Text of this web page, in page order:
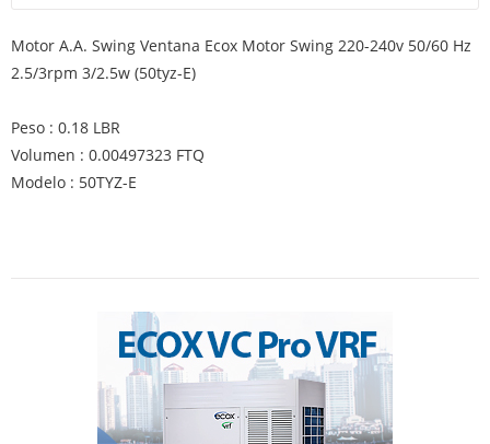
Motor A.A. Swing Ventana Ecox Motor Swing 220-240v 50/60 Hz
2.5/3rpm 3/2.5w (50tyz-E)
Peso : 0.18 LBR
Volumen : 0.00497323 FTQ
Modelo : 50TYZ-E